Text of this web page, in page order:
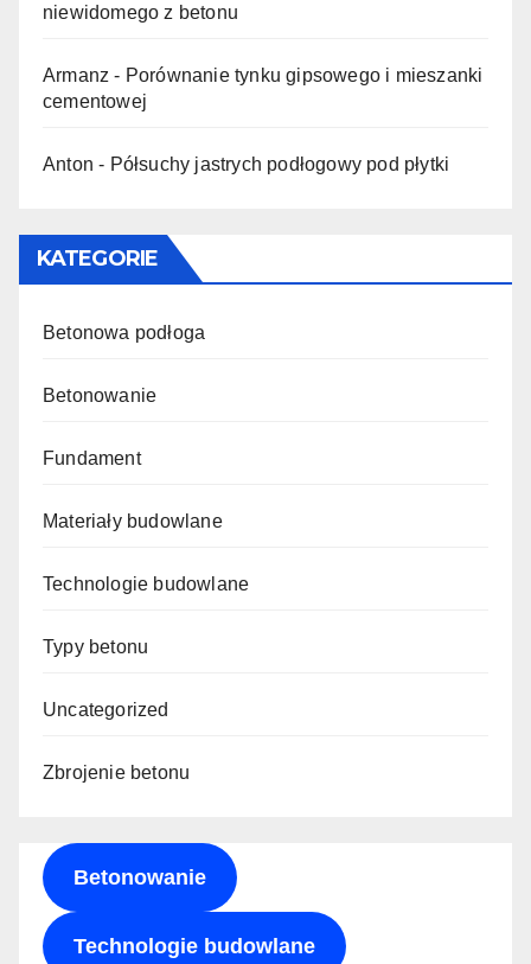
niewidomego z betonu
Armanz - Porównanie tynku gipsowego i mieszanki
cementowej
Anton - Półsuchy jastrych podłogowy pod płytki
KATEGORIE
Betonowa podłoga
Betonowanie
Fundament
Materiały budowlane
Technologie budowlane
Typy betonu
Uncategorized
Zbrojenie betonu
Betonowanie
Technologie budowlane